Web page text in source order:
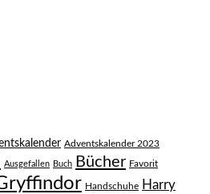
Adventskalender 2023
Ausgefallen Buch Bücher Favorit
Handschuhe Harry